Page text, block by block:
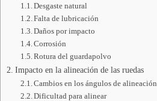
Desgaste natural
Falta de lubricación
Daños por impacto
Corrosión
Rotura del guardapolvo
Impacto en la alineación de las ruedas
Cambios en los ángulos de alineación
Dificultad para alinear